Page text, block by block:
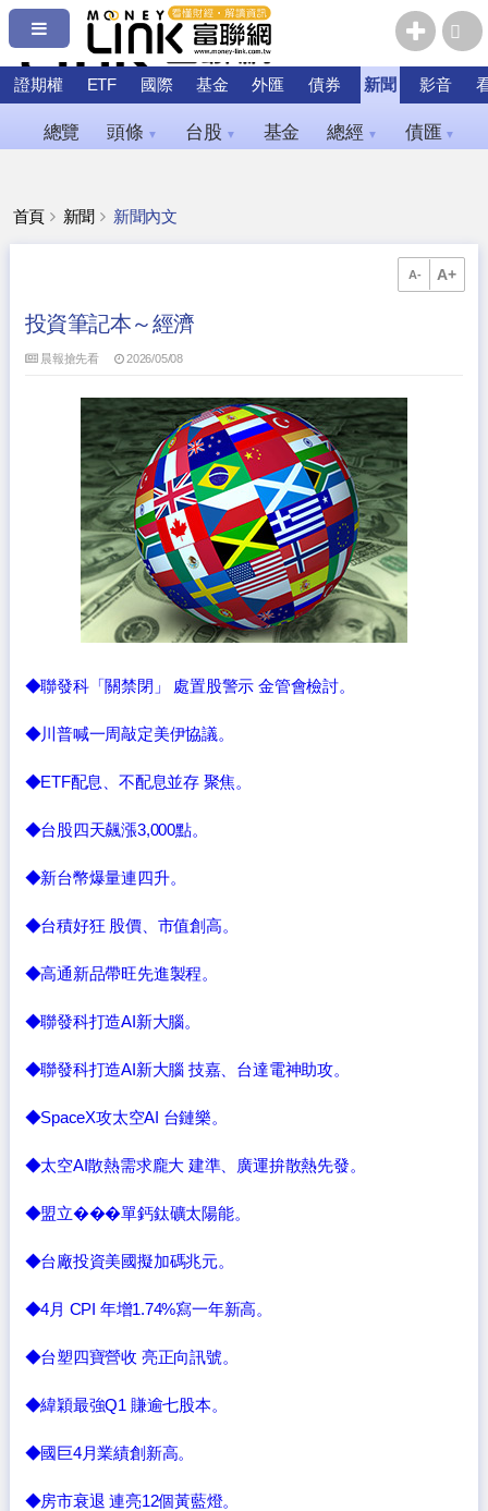
證期權 ETF 國際 基金 外匯 債券 新聞 影音
總覽 頭條 ▼ 台股 ▼ 基金 總經 ▼ 債匯 ▼
首頁 新聞 新聞內文
A- A+
投資筆記本～經濟
晨報搶先看 2026/05/08
◆聯發科「關禁閉」 處置股警示 金管會檢討。
◆川普喊一周敲定美伊協議。
◆ETF配息、不配息並存 聚焦。
◆台股四天飆漲3,000點。
◆新台幣爆量連四升。
◆台積好狂 股價、市值創高。
◆高通新品帶旺先進製程。
◆聯發科打造AI新大腦。
◆聯發科打造AI新大腦 技嘉、台達電神助攻。
◆SpaceX攻太空AI 台鏈樂。
◆太空AI散熱需求龐大 建準、廣運拚散熱先發。
◆盟立���單鈣鈦礦太陽能。
◆台廠投資美國擬加碼兆元。
◆4月 CPI 年增1.74%寫一年新高。
◆台塑四寶營收 亮正向訊號。
◆緯穎最強Q1 賺逾七股本。
◆國巨4月業績創新高。
◆房市衰退 連亮12個黃藍燈。